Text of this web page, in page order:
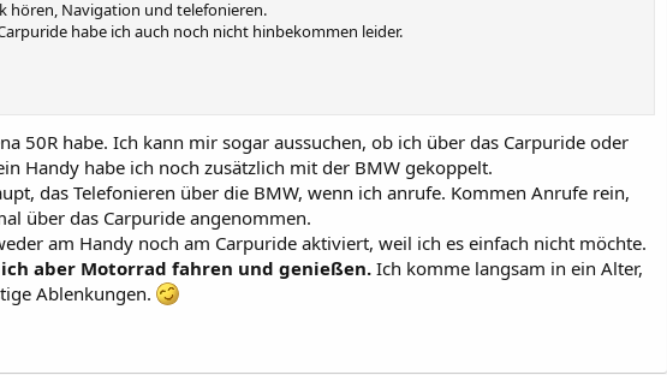
hören, Navigation und telefonieren.
habe ich auch noch nicht hinbekommen leider.
50R habe. Ich kann mir sogar aussuchen, ob ich über das Carpuride oder
Handy habe ich noch zusätzlich mit der BMW gekoppelt.
das Telefonieren über die BMW, wenn ich anrufe. Kommen Anrufe rein,
über das Carpuride angenommen.
am Handy noch am Carpuride aktiviert, weil ich es einfach nicht möchte.
aber Motorrad fahren und genießen. Ich komme langsam in ein Alter,
Ablenkungen.